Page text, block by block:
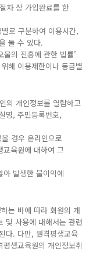
차 상 가입완료를 한
로 구분하여 이용시간,
둘 수 있다.
의 진흥에 관한 법률’
해 이용제한이나 등급별
의 개인정보를 열람하고
명, 주민등록번호,
경우 온라인으로
육원에 대하여 그
발생한 불이익에
는 바에 따라 회원의 개
및 사용에 대해서는 관련
다. 다만, 원격평생교육
생교육원의 개인정보취